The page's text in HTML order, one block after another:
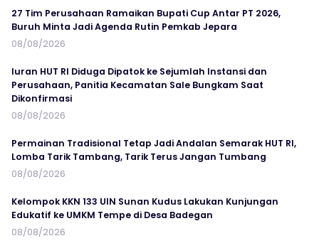
27 Tim Perusahaan Ramaikan Bupati Cup Antar PT 2026,
Buruh Minta Jadi Agenda Rutin Pemkab Jepara
08/08/2026
Iuran HUT RI Diduga Dipatok ke Sejumlah Instansi dan
Perusahaan, Panitia Kecamatan Sale Bungkam Saat
Dikonfirmasi
08/08/2026
Permainan Tradisional Tetap Jadi Andalan Semarak HUT RI,
Lomba Tarik Tambang, Tarik Terus Jangan Tumbang
08/08/2026
Kelompok KKN 133 UIN Sunan Kudus Lakukan Kunjungan
Edukatif ke UMKM Tempe di Desa Badegan
08/08/2026